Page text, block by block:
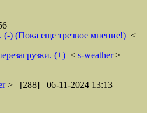
(-) (Пока еще трезвое мнение!) <
(+) < s-weather>
> [288] 06-11-2024 13:13